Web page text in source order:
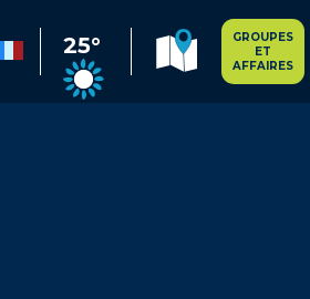
25°
GROUPES
ET
AFFAIRES